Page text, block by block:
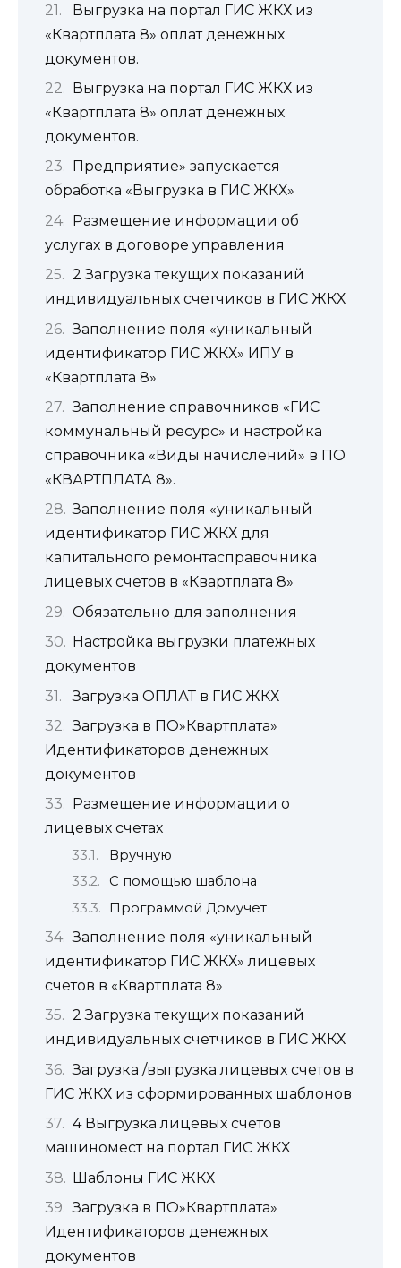
Выгрузка на портал ГИС ЖКХ из
«Квартплата 8» оплат денежных
документов.
Выгрузка на портал ГИС ЖКХ из
«Квартплата 8» оплат денежных
документов.
Предприятие» запускается
обработка «Выгрузка в ГИС ЖКХ»
Размещение информации об
услугах в договоре управления
2 Загрузка текущих показаний
индивидуальных счетчиков в ГИС ЖКХ
Заполнение поля «уникальный
идентификатор ГИС ЖКХ» ИПУ в
«Квартплата 8»
Заполнение справочников «ГИС
коммунальный ресурс» и настройка
справочника «Виды начислений» в ПО
«КВАРТПЛАТА 8».
Заполнение поля «уникальный
идентификатор ГИС ЖКХ для
капитального ремонтасправочника
лицевых счетов в «Квартплата 8»
Обязательно для заполнения
Настройка выгрузки платежных
документов
Загрузка ОПЛАТ в ГИС ЖКХ
Загрузка в ПО»Квартплата»
Идентификаторов денежных
документов
Размещение информации о
лицевых счетах
Вручную
С помощью шаблона
Программой Домучет
Заполнение поля «уникальный
идентификатор ГИС ЖКХ» лицевых
счетов в «Квартплата 8»
2 Загрузка текущих показаний
индивидуальных счетчиков в ГИС ЖКХ
Загрузка /выгрузка лицевых счетов в
ГИС ЖКХ из сформированных шаблонов
4 Выгрузка лицевых счетов
машиномест на портал ГИС ЖКХ
Шаблоны ГИС ЖКХ
Загрузка в ПО»Квартплата»
Идентификаторов денежных
документов